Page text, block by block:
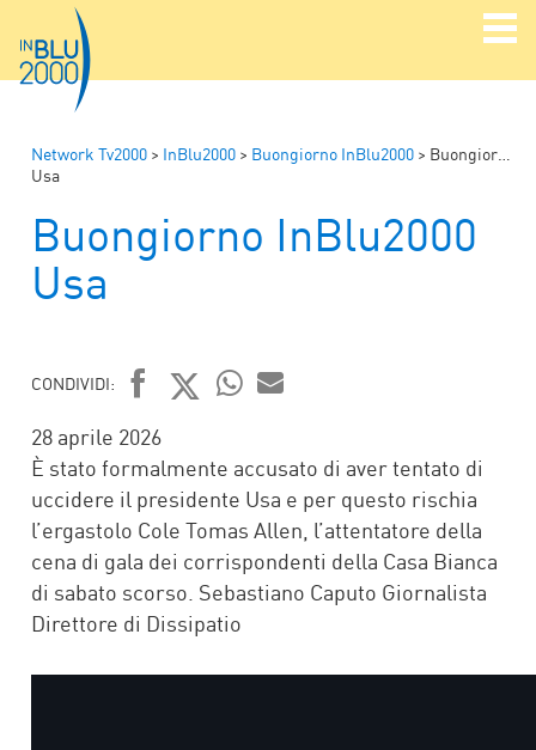
Network Tv2000 > InBlu2000 > Buongiorno InBlu2000 > Buongiorno InBlu2000
Usa
Buongiorno InBlu2000
Usa
CONDIVIDI:
FACEBOOK
TWITTER
28 aprile 2026
È stato formalmente accusato di aver tentato di
uccidere il presidente Usa e per questo rischia
l’ergastolo Cole Tomas Allen, l’attentatore della
cena di gala dei corrispondenti della Casa Bianca
di sabato scorso. Sebastiano Caputo Giornalista
Direttore di Dissipatio